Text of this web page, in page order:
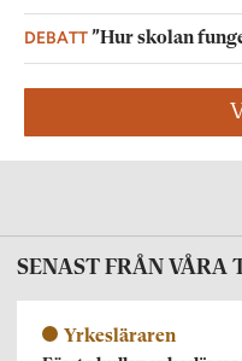
DEBATT”Hur skolan
SENAST FRÅN VÅRA
Yrkesläraren